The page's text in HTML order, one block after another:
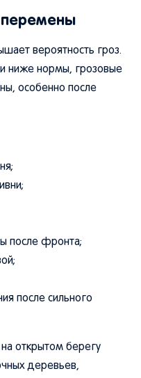
перемены
вероятность гроз.
ниже нормы, грозовые
особенно после
после фронта;
после сильного
открытом берегу
деревьев,